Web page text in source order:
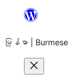
အကြောင်းအရာ
ကျော်သွား
မြန်မာ | Burmese